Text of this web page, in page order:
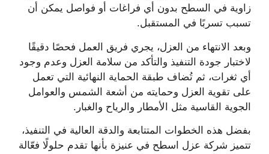
زاوية في السطح بدون أي فراغات أو فواصل يمكن أن
تسبب تسربًا في المستقبل.
وبعد الانتهاء من العزل، يجري فريق العمل فحصًا دقيقًا
لاختبار جودة التنفيذ والتأكد من سلامة العزل وعدم وجود
أي ثغرات، ثم تُضاف طبقة الحماية النهائية التي تعمل
على تقوية العزل وحمايته من أشعة الشمس والعوامل
الجوية القاسية مثل الأمطار والرياح والغبار.
بفضل هذه الخطوات المتتابعة والدقة العالية في التنفيذ،
تتميز شركة عزل اسطح في عنيزة بأنها تقدم حلولًا فعّالة